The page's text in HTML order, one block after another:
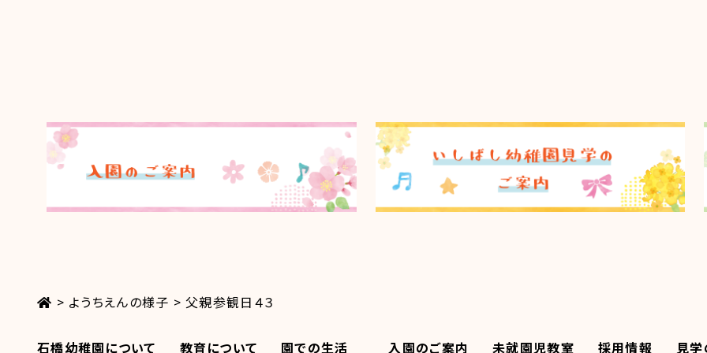
> ようちえんの様子 >父親参観日４３
石橋幼稚園について 教育について 園での生活 入園のご案内 未就園児教室 採用情報 見